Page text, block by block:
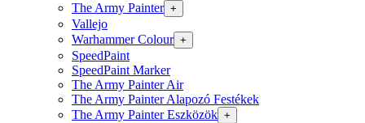
The Army Painter +
Vallejo
Warhammer Colour +
SpeedPaint
SpeedPaint Marker
The Army Painter Air
The Army Painter Alapozó Festékek
The Army Painter Eszközök +